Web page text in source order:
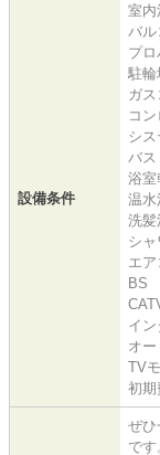
設備条件
室内
バル
プロ
駐輪
ガ
コ
シ
バス
浴室
温水
洗髪
シャ
エ
BS
イ
オー
TV
初期
ぜひ
で